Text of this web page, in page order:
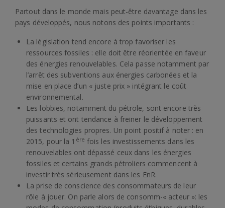
Partout dans le monde mais peut-être davantage dans les
pays développés, nous notons des points importants :
La législation tend encore à trop favoriser les
ressources fossiles : elle doit être réorientée en faveur
des énergies renouvelables. Cela passe notamment par
l’arrêt des subventions aux énergies carbonées et la
mise en place d’un « juste prix » intégrant le coût
environnemental.
Les lobbies, notamment du pétrole, sont encore très
puissants et ont tendance à freiner le développement
des technologies propres. Un point positif à noter : en
2015, pour la 1 ère fois les investissements dans les
renouvelables ont dépassé ceux dans les énergies
fossiles et certains grands pétroliers commencent à
investir très sérieusement dans les EnR.
La prise de conscience des consommateurs de leur
rôle à jouer. On parle alors de consomm-« acteur »: les